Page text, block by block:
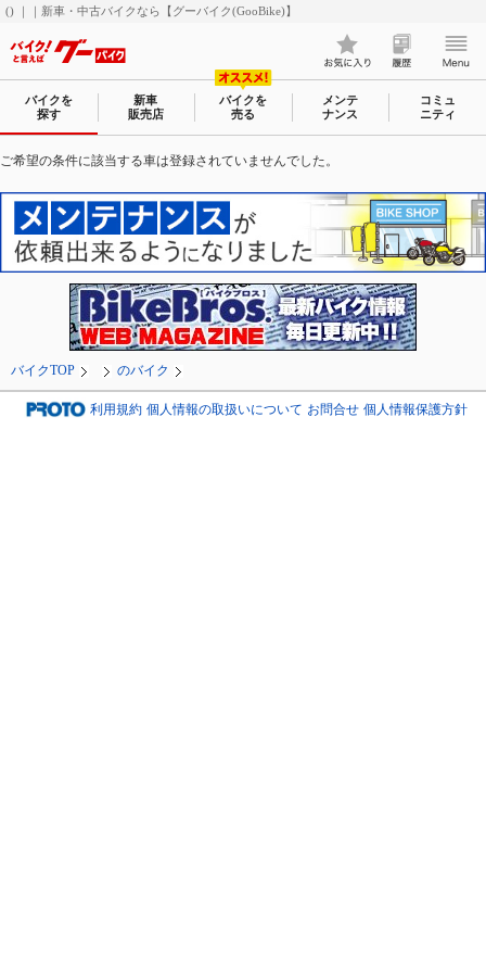
() ｜｜新車・中古バイクなら【グーバイク(GooBike)】
バイクを
探す
新車
販売店
バイクを
売る
メンテ
ナンス
コミュ
ニティ
ご希望の条件に該当する車は登録されていませんでした。
バイクTOP のバイク
利用規約 個人情報の取扱いについて お問合せ 個人情報保護方針